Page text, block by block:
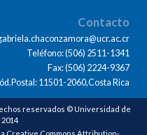
Contacto
Teléfono: (506) 2511-1341
Fax: (506) 2224-9367
11501-2060,Costa Rica
reservados © Universidad de
2014